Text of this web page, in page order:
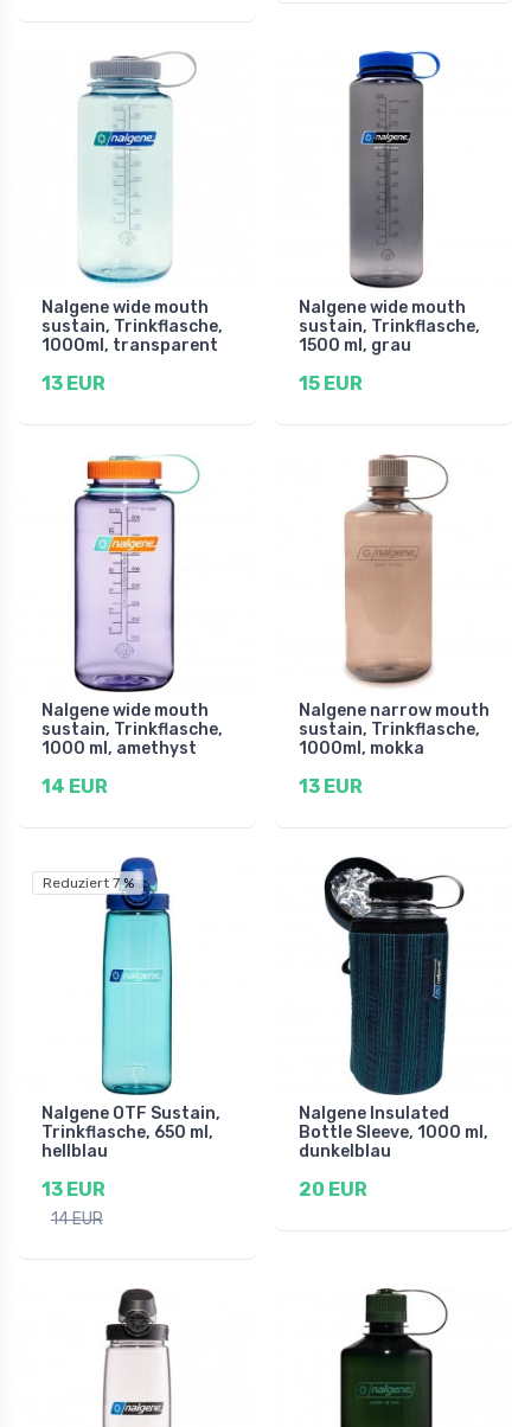
Nalgene wide mouth
sustain, Trinkflasche,
1000ml, transparent
13 EUR
Nalgene wide mouth
sustain, Trinkflasche,
1500 ml, grau
15 EUR
Nalgene wide mouth
sustain, Trinkflasche,
1000 ml, amethyst
14 EUR
Nalgene narrow mouth
sustain, Trinkflasche,
1000ml, mokka
13 EUR
Reduziert 7 %
Nalgene OTF Sustain,
Trinkflasche, 650 ml,
hellblau
13 EUR
14 EUR
Nalgene Insulated
Bottle Sleeve, 1000 ml,
dunkelblau
20 EUR